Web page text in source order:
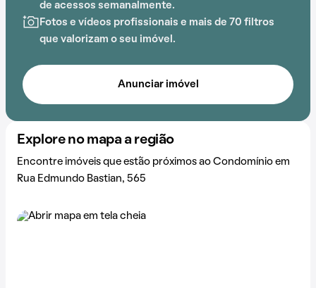
de acessos semanalmente.
Fotos e vídeos profissionais e mais de 70 filtros
que valorizam o seu imóvel.
Anunciar imóvel
Explore no mapa a região
Encontre imóveis que estão próximos ao Condomínio em
Rua Edmundo Bastian, 565